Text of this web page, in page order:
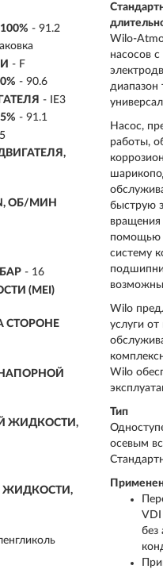
- 91.2
- F
- 90.6
- IE3
- 91.1
ОБ/МИН
- 16
(MEI)
СТОРОНЕ
ЖИДКОСТИ,
ЖИДКОСТИ,
Wilo-
насосов
диапазон
Насос,
работы,
быструю
помощью
систему
Wilo
услуги
Wilo
Тип
осевым
VDI
без